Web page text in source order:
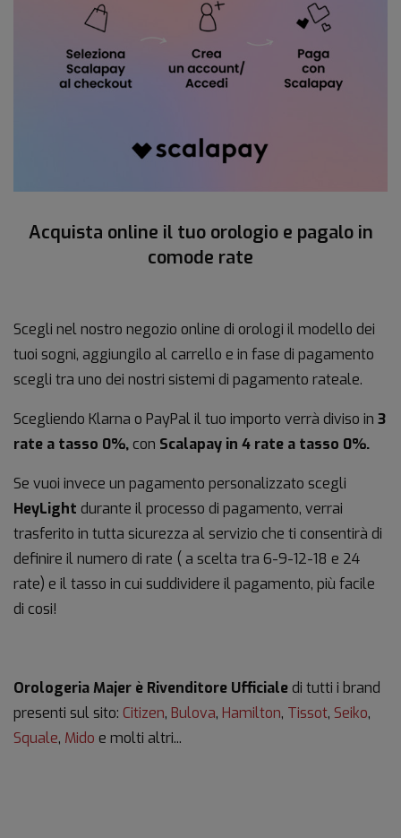
Acquista online il tuo orologio e pagalo in
comode rate
Scegli nel nostro negozio online di orologi il modello dei
tuoi sogni, aggiungilo al carrello e in fase di pagamento
scegli tra uno dei nostri sistemi di pagamento rateale.
Scegliendo Klarna o PayPal il tuo importo verrà diviso in 3
rate a tasso 0%,con Scalapay in 4 rate a tasso 0%.
Se vuoi invece un pagamento personalizzato scegli
HeyLight durante il processo di pagamento, verrai
trasferito in tutta sicurezza al servizio che ti consentirà di
definire il numero di rate ( a scelta tra 6-9-12-18 e 24
rate) e il tasso in cui suddividere il pagamento, più facile
di cosi!
Orologeria Majer è Rivenditore Ufficialedi tutti i brand
presenti sul sito: Citizen, Bulova, Hamilton, Tissot, Seiko,
Squale, Mido e molti altri...